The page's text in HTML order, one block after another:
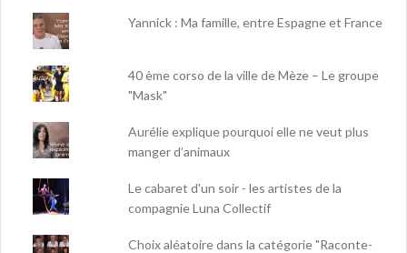
Yannick : Ma famille, entre Espagne et France
40 ème corso de la ville de Mèze – Le groupe
"Mask"
Aurélie explique pourquoi elle ne veut plus
manger d’animaux
Le cabaret d'un soir - les artistes de la
compagnie Luna Collectif
Choix aléatoire dans la catégorie "Raconte-